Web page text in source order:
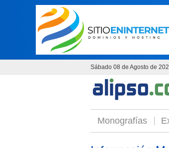
Sábado 08 de Agosto de
Monografías